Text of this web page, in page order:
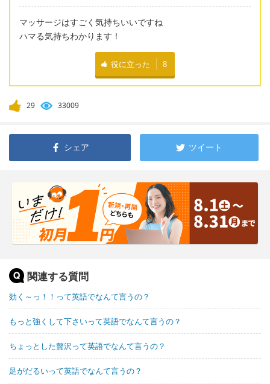
マッサージはすごく気持ちいいですね
ハマる気持ちわかります！
役に立った 8
29 33009
シェア ツイート
関連する質問
効く～っ！！って英語でなんて言うの？
もっと強くして下さいって英語でなんて言うの？
ちょっとした贅沢って英語でなんて言うの？
足がだるいって英語でなんて言うの？